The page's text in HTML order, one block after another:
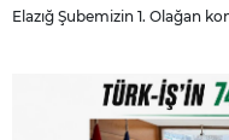
Elazığ Şubemizin 1. Olağan